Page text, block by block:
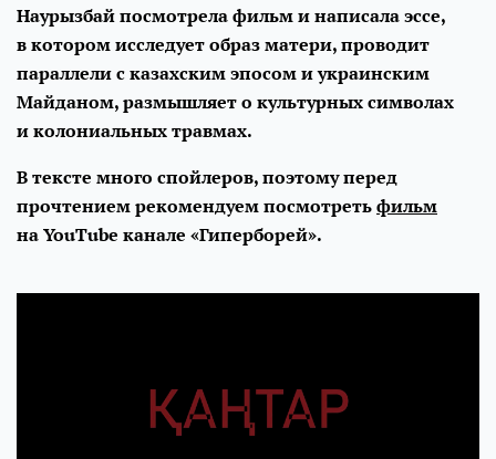
Наурызбай посмотрела фильм и написала эссе,
в котором исследует образ матери, проводит
параллели с казахским эпосом и украинским
Майданом, размышляет о культурных символах
и колониальных травмах.
В тексте много спойлеров, поэтому перед
прочтением рекомендуем посмотретьфильм
на YouTube канале «Гиперборей».